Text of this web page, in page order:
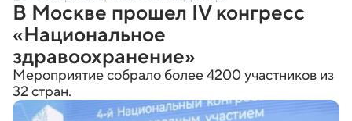
В Москве прошел IV конгресс
«Национальное
здравоохранение»
Мероприятие собрало более 4200 участников из
32 стран.